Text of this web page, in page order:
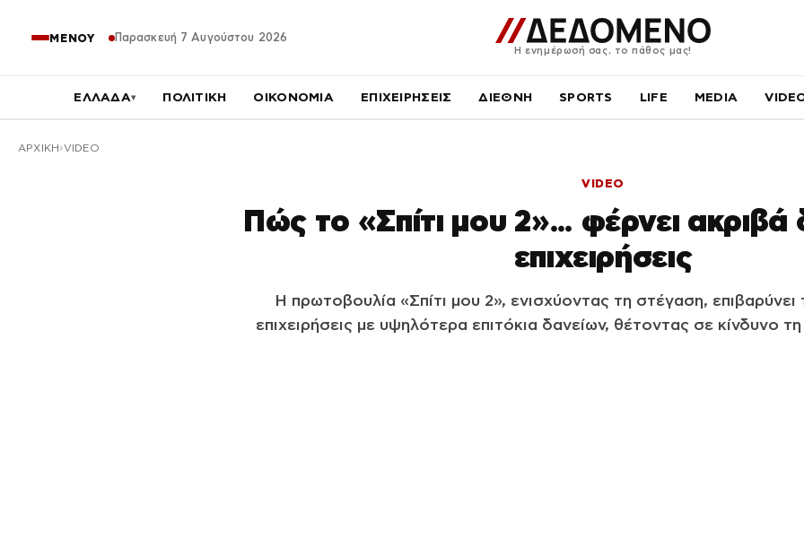
ΜΕΝΟΥ Παρασκευή 7 Αυγούστου 2026
Η ενημέρωσή σας, το πάθος μας!
ΕΛΛΑΔΑ▾ ΠΟΛΙΤΙΚΗ ΟΙΚΟΝΟΜΙΑ ΕΠΙΧΕΙΡΗΣΕΙΣ ΔΙΕΘΝΗ SPORTS LIFE MEDIA
ΑΡΧΙΚΉ VIDEO
VIDEO
Πώς το «Σπίτι μου 2»… φέρνει ακριβά
επιχειρήσεις
Η πρωτοβουλία «Σπίτι μου 2», ενισχύοντας τη στέγαση, επιβαρύνει
επιχειρήσεις με υψηλότερα επιτόκια δανείων, θέτοντας σε κίνδυνο